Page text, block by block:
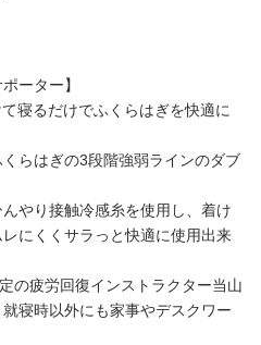
ーター】
寝るだけでふくらはぎを快適に
らはぎの3段階強弱ラインのダブ
やり接触冷感糸を使用し、着け
にくくサラっと快適に使用出来
の疲労回復インストラクター当山
寝時以外にも家事やデスクワー